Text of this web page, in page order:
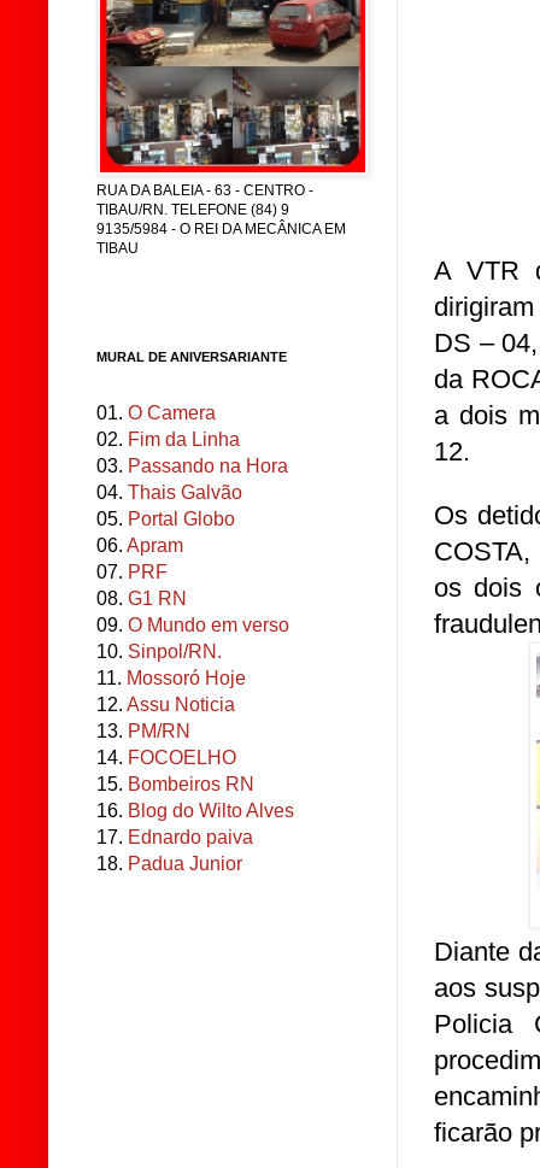
A VTR
DS –
da
a dois
12.
Os
os dois
Diante
aos
Policia
ficarão
RUA DA BALEIA - 63 - CENTRO -
TIBAU/RN. TELEFONE (84) 9
9135/5984 - O REI DA MECÂNICA EM
TIBAU
MURAL DE ANIVERSARIANTE
01. O Camera
02. Fim da Linha
03. Passando na Hora
04. Thais Galvão
05. Portal Globo
06. Apram
07. PRF
08. G1 RN
09. O Mundo em verso
10. Sinpol/RN.
11. Mossoró Hoje
12. Assu Noticia
13. PM/RN
14. FOCOELHO
15. Bombeiros RN
16. Blog do Wilto Alves
17. Ednardo paiva
18. Padua Junior